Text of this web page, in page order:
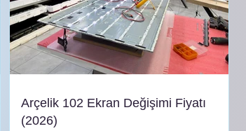
Arçelik 102 Ekran Değişimi Fiyatı
(2026)